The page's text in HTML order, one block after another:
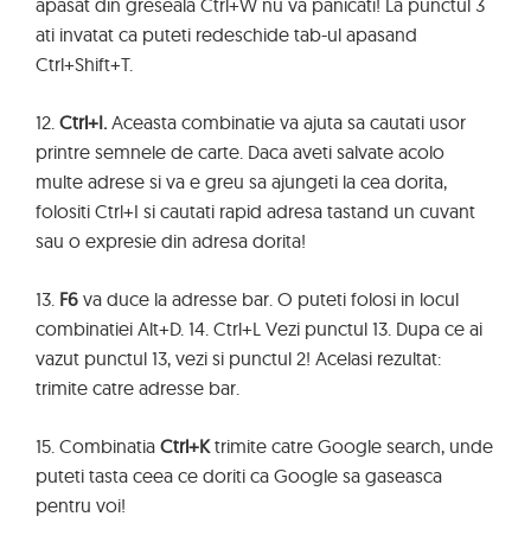
apasat din greseala Ctrl+W nu va panicati! La punctul 3
ati invatat ca puteti redeschide tab-ul apasand
Ctrl+Shift+T.
12. Ctrl+I.Aceasta combinatie va ajuta sa cautati usor
printre semnele de carte. Daca aveti salvate acolo
multe adrese si va e greu sa ajungeti la cea dorita,
folositi Ctrl+I si cautati rapid adresa tastand un cuvant
sau o expresie din adresa dorita!
13. F6 va duce la adresse bar. O puteti folosi in locul
combinatiei Alt+D. 14. Ctrl+L Vezi punctul 13. Dupa ce ai
vazut punctul 13, vezi si punctul 2! Acelasi rezultat:
trimite catre adresse bar.
15. Combinatia Ctrl+Ktrimite catre Google search, unde
puteti tasta ceea ce doriti ca Google sa gaseasca
pentru voi!